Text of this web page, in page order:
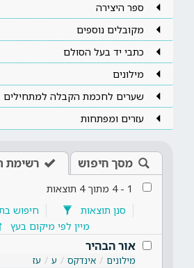
ספר היצירה
מקובלים נוספים
כתבי יד בעל הסולם
מילונים
שערים לחכמת הקבלה למתחילים
עזרים ומפתחות
מסך חיפוש רשימת
1
-
4 מתוך4 תוצאות
סנן תוצאות
חיפוש
מיין לפי מיקום בעץ
אור הבהיר
מילונים אינדקס ע
עז